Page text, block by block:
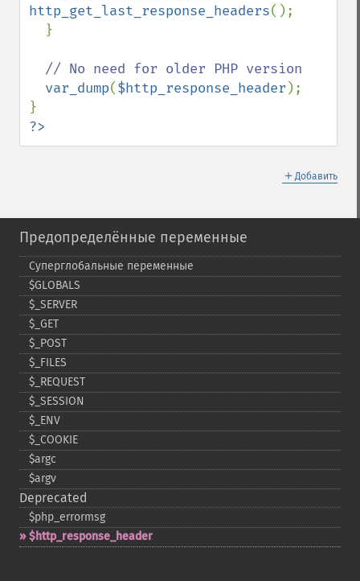
http_get_last_response_headers();
// No need for older PHP version
var_dump($http_response_header );
?>
＋ Добавить
Предопределённые переменные
Суперглобальные переменные
$GLOBALS
$_​SERVER
$_​GET
$_​POST
$_​FILES
$_​REQUEST
$_​SESSION
$_​ENV
$_​COOKIE
$argc
$argv
Deprecated
$php_​errormsg
$http_​response_​header